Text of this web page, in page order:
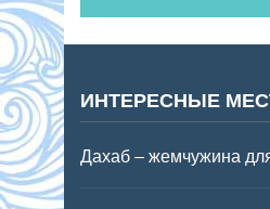
ИНТЕРЕСНЫЕ
Дахаб – жемчужина